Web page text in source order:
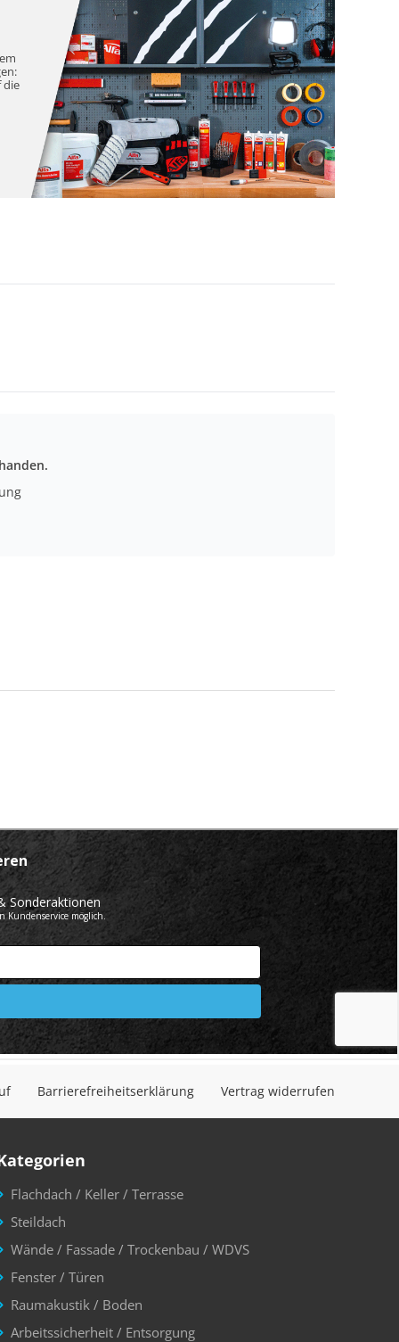
die
Barrierefreiheitserklärung Vertrag widerrufen
Flachdach / Keller / Terrasse
Steildach
Wände / Fassade / Trockenbau / WDVS
Fenster / Türen
Raumakustik / Boden
Arbeitssicherheit / Entsorgung